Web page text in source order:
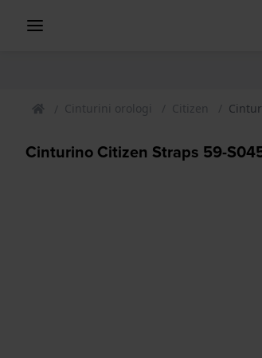
Cinturini orologi Citizen
Cinturino Citizen Straps 59-